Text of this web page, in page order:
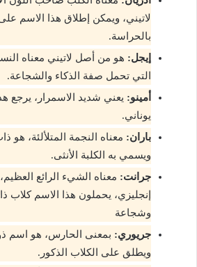
لاتيني، ويمكن إطلاق هذا الاسم
بالحراسة.
إيجل: هو من أصل لاتيني معناه
التي تحمل صفة الذكاء والشجاعة.
أمينو: يعني شديد الاسمرار، يرجع
يوناني.
باران: معناه النجمة المتلألئة، هو
ويسمي به الكلبة الأنثى.
جرانت: معناه الشيء الرائع
إنجليزي، يحملون هذا الاسم كلاب
وشجاعة
جريوري: بمعنى الحارس، هو اسم
ويطلق على الكلاب الذكور.